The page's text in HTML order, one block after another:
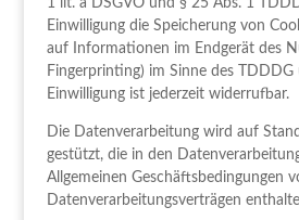
1 lit. a DSGVO und § 25 Abs. 1
Einwilligung die Speicherung von
auf Informationen im Endgerät des
Fingerprinting) im Sinne des TDDDG
Einwilligung ist jederzeit widerrufbar.
Die Datenverarbeitung wird auf
gestützt, die in den
Allgemeinen Geschäftsbedingungen
Datenverarbeitungsverträgen